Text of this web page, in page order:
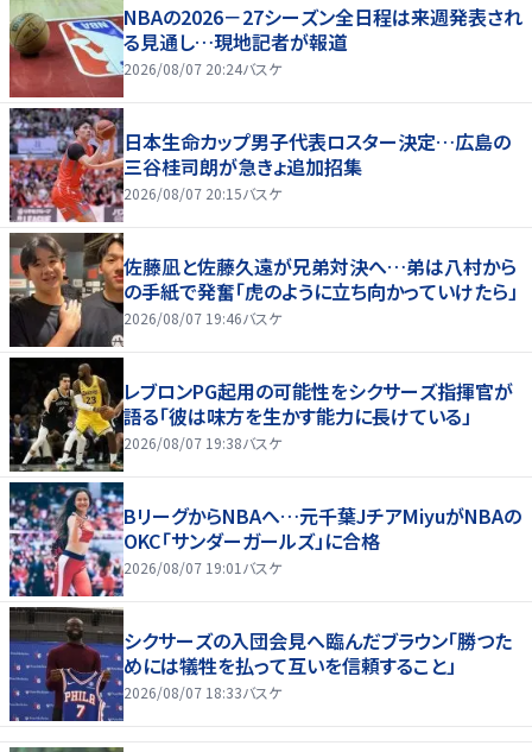
NBAの2026－27シーズン全日程は来週発表され
る見通し…現地記者が報道
2026/08/07 20:24バスケ
日本生命カップ男子代表ロスター決定…広島の
三谷桂司朗が急きょ追加招集
2026/08/07 20:15バスケ
佐藤凪と佐藤久遠が兄弟対決へ…弟は八村から
の手紙で発奮「虎のように立ち向かっていけたら」
2026/08/07 19:46バスケ
レブロンPG起用の可能性をシクサーズ指揮官が
語る「彼は味方を生かす能力に長けている」
2026/08/07 19:38バスケ
BリーグからNBAへ…元千葉JチアMiyuがNBAの
OKC「サンダーガールズ」に合格
2026/08/07 19:01 バスケ
シクサーズの入団会見へ臨んだブラウン「勝つた
めには犠牲を払って互いを信頼すること」
2026/08/07 18:33バスケ